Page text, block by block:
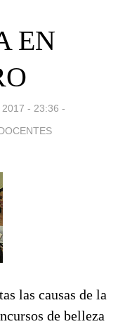
EN
2017 - 23:36 -
las causas de la
de belleza